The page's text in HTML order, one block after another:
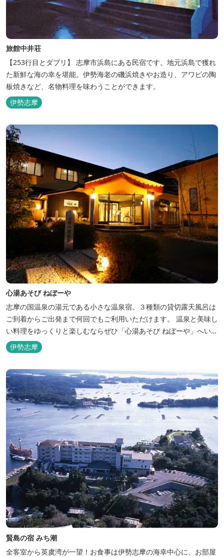
旅館中井荘
【253行目とダブリ】 志摩市浜島にある民宿です。地元浜島で獲れ
た新鮮な海の幸を堪能。伊勢海老の磯浜焼きやお造り、アワビの陶
板焼きなど、名物料理を味わうことができます。
伊勢志摩
心湯あそび ねぼーや
志摩の国温泉の湯元である小さな温泉宿。３種類の貸切露天風呂は
ご到着からご出発まで何回でもご利用いただけます。 温泉と美味し
い料理をゆっくりと楽しむならぜひ「心湯あそび ねぼーや」へいら
っしゃいませんか？
伊勢志摩
賢島の宿 みち潮
全客室から英虞湾が一望！お食事は伊勢志摩の海幸中心に、お部屋